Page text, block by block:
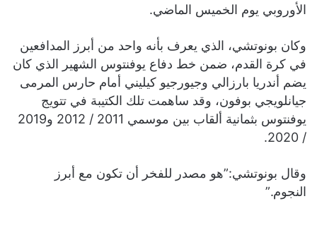
الأوروبي يوم الخميس الماضي.
وكان بونوتشي، الذي يعرف بأنه واحد من أبرز المدافعين
في كرة القدم، ضمن خط دفاع يوفنتوس الشهير الذي كان
يضم أندريا بارزالي وجيورجيو كيليني أمام حارس المرمى
جيانلويجي بوفون، وقد ساهمت تلك الكتيبة في تتويج
يوفنتوس بثمانية ألقاب بين موسمي 2011 / 2012 و2019
/ 2020.
وقال بونوتشي:”هو مصدر للفخر أن تكون مع أبرز
النجوم.”